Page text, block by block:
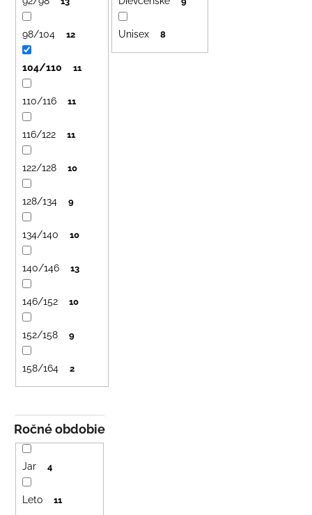
o
d
u
o
Unisex 8
Ročné obdobie
Jar 4
Leto 11
98/104 12
104/110 11
110/116 11
116/122 11
122/128 10
128/134 9
134/140 10
140/146 13
146/152 10
152/158 9
158/164 2
HĽADAŤ
O
d
p
m
DETSKÁ
LETNÁ
ČIAPKA
UV
30
SVETLO
€16